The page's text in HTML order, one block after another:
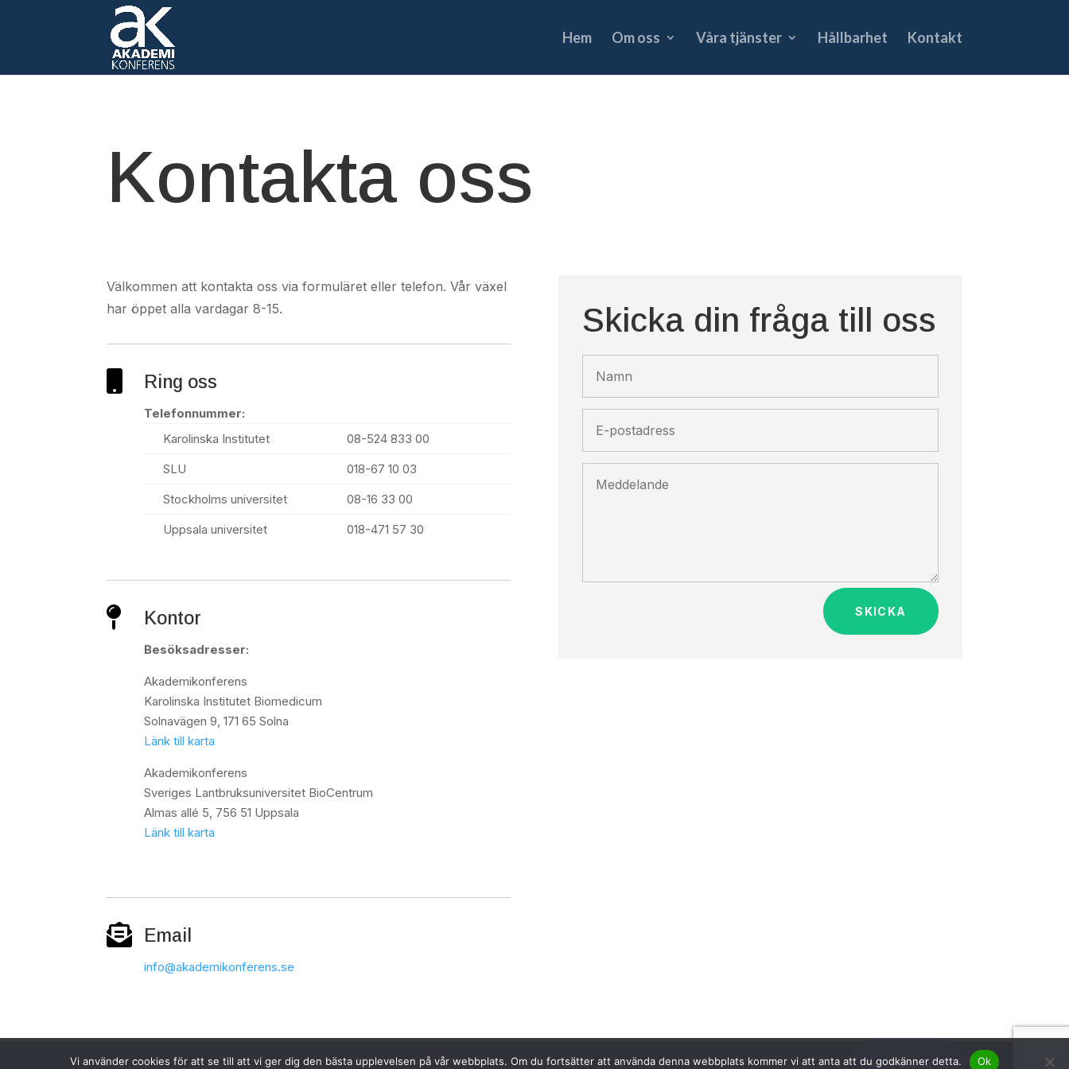
Hem Om oss Våra tjänster Hållbarhet Kontakt
Kontakta oss
Välkommen att kontakta oss via formuläret eller telefon. Vår växel
har öppet alla vardagar 8-15.
Ring oss
Telefonnummer:
Karolinska Institutet
08-524 833 00
SLU
018-67 10 03
Stockholms universitet
08-16 33 00
Uppsala universitet
018-471 57 30
 Kontor
Besöksadresser:
Akademikonferens
Karolinska Institutet Biomedicum
Solnavägen 9,171 65 Solna
Länk till karta
Akademikonferens
Sveriges Lantbruksuniversitet BioCentrum
Almas allé 5, 756 51 Uppsala
Länk till karta
 Email
info@akademikonferens.se
Skicka din fråga till oss
SKICKA
Powered byInvajo Svenska
English
Vi använder cookies för att se till att vi ger dig den bästa upplevelsen på vår webbplats. Om du fortsätter att använda denna webbplats kommer vi att anta att du godkänner detta. Ok